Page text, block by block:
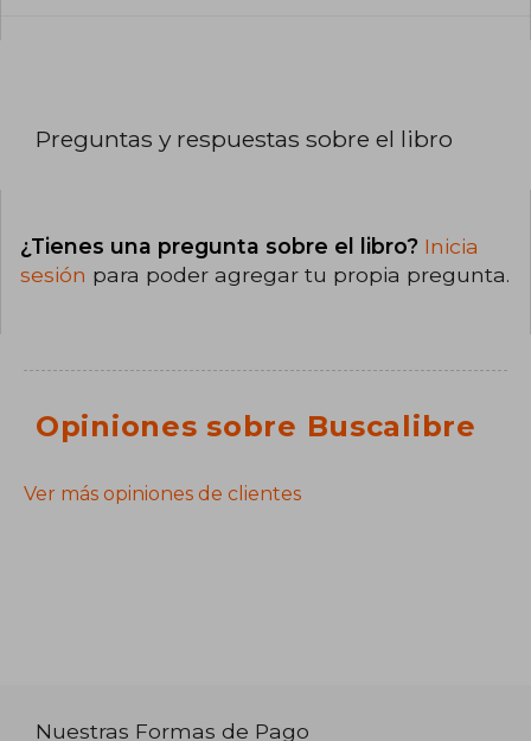
Preguntas y respuestas sobre el libro
¿Tienes una pregunta sobre el libro? Inicia
sesión para poder agregar tu propia pregunta.
Opiniones sobre Buscalibre
Ver más opiniones de clientes
Nuestras Formas de Pago